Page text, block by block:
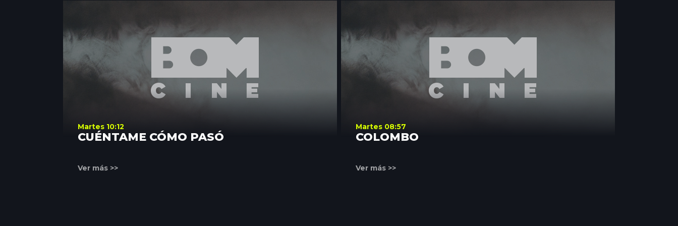
Martes 10:12
CUÉNTAME CÓMO PASÓ
Ver más >>
Martes 08:57
COLOMBO
Ver más >>